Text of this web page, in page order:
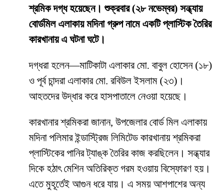
শ্রমিক দগ্ধ হয়েছেন। শুক্রবার (২৮ নভেম্বর) সন্ধ্যায়
বোর্ডমিল এলাকায় মদিনা গ্রুপ নামে একটি প্লাস্টিক তৈরির
কারখানায় এ ঘটনা ঘটে।
দগ্ধরা হলেন—মাটিকাটা এলাকার মো. বাবুল হোসেন (১৮)
ও পূর্ব চান্দরা এলাকার মো. রবিউল ইসলাম (২৩)।
আহতদের উদ্ধার করে হাসপাতালে নেওয়া হয়েছে।
কারখানার শ্রমিকরা জানান, উপজেলার বোর্ড মিল এলাকায়
মদিনা পলিমার ইন্ডাস্ট্রিজ লিমিটেড কারখানায় শ্রমিকরা
প্লাস্টিকের পানির ট্যাঙ্ক তৈরির কাজ করছিলেন। সন্ধ্যার
দিকে হঠাৎ মেশিন অতিরিক্ত গরম হওয়ায় বিস্ফোরণ হয়।
এতে মুহূর্তেই আগুন ধরে যায়। এ সময় আশপাশের অন্য